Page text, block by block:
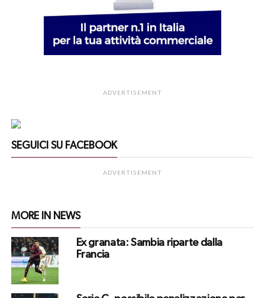
ADVERTISEMENT
SEGUICI SU FACEBOOK
ADVERTISEMENT
MORE IN NEWS
Ex granata: Sambia riparte dalla
Francia